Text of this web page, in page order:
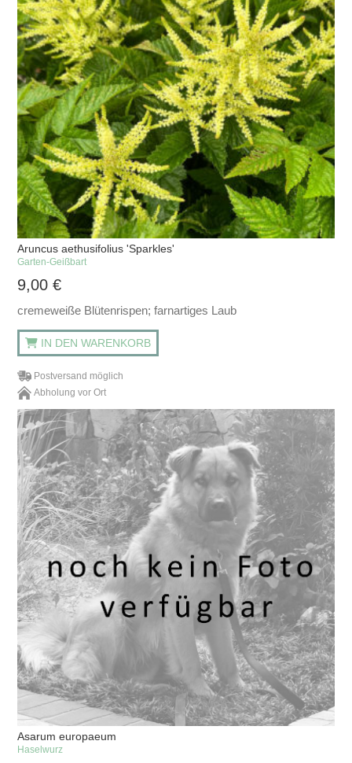
Aruncus aethusifolius 'Sparkles'
Garten-Geißbart
9,00€
cremeweiße Blütenrispen; farnartiges Laub
IN DEN WARENKORB
Postversand möglich
Abholung vor Ort
Asarum europaeum
Haselwurz